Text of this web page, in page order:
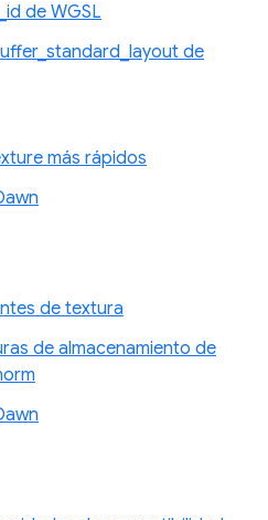
de WGSL
de
más rápidos
de textura
de almacenamiento de